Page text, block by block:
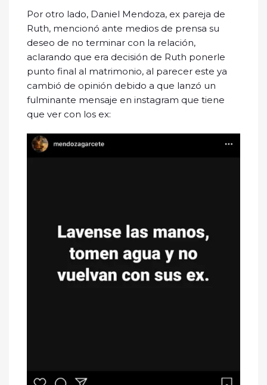
Por otro lado, Daniel Mendoza, ex pareja de
Ruth, mencionó ante medios de prensa su
deseo de no terminar con la relación,
aclarando que era decisión de Ruth ponerle
punto final al matrimonio, al parecer este ya
cambió de opinión debido a que lanzó un
fulminante mensaje en instagram que tiene
que ver con los ex: